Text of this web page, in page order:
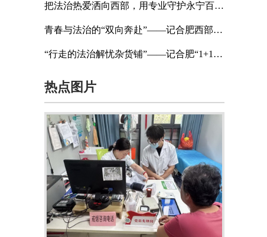
把法治热爱洒向西部，用专业守护永宁百姓权益——记合肥西部锻炼青年律师魏海生
青春与法治的“双向奔赴”——记合肥西部锻炼青年律师黄祺炜
“行走的法治解忧杂货铺”——记合肥“1+1”法律援助律师刘强
热点图片